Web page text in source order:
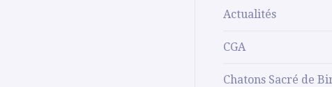
Actualités
CGA
Chatons Sacré de